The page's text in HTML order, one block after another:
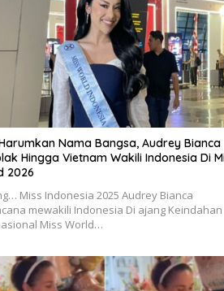
Nama Bangsa, Audrey Bianca
Hingga Vietnam Wakili Indonesia Di
2026
Miss Indonesia 2025 Audrey Bianca
mewakili Indonesia Di ajang Keindahan
Miss World…